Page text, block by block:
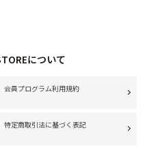
について
会員プログラム利用規約
特定商取引法に基づく表記